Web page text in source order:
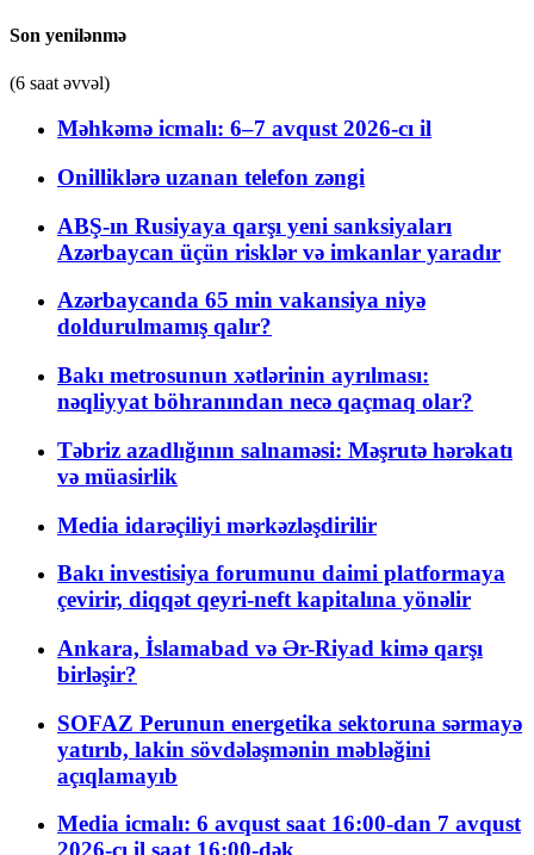
Son yenilənmə
(6 saat əvvəl)
Məhkəmə icmalı: 6–7 avqust 2026-cı il
Onilliklərə uzanan telefon zəngi
ABŞ-ın Rusiyaya qarşı yeni sanksiyaları
Azərbaycan üçün risklər və imkanlar yaradır
Azərbaycanda 65 min vakansiya niyə
doldurulmamış qalır?
Bakı metrosunun xətlərinin ayrılması:
nəqliyyat böhranından necə qaçmaq olar?
Təbriz azadlığının salnaməsi: Məşrutə hərəkatı
və müasirlik
Media idarəçiliyi mərkəzləşdirilir
Bakı investisiya forumunu daimi platformaya
çevirir, diqqət qeyri-neft kapitalına yönəlir
Ankara, İslamabad və Ər-Riyad kimə qarşı
birləşir?
SOFAZ Perunun energetika sektoruna sərmayə
yatırıb, lakin sövdələşmənin məbləğini
açıqlamayıb
Media icmalı: 6 avqust saat 16:00-dan 7 avqust